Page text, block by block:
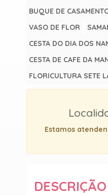
BUQUE DE
VASO DE FLOR
CESTA DO DIA DOS
CESTA DE CAFE DA
FLORICULTURA SETE
Estamos
DESCRIÇÃO